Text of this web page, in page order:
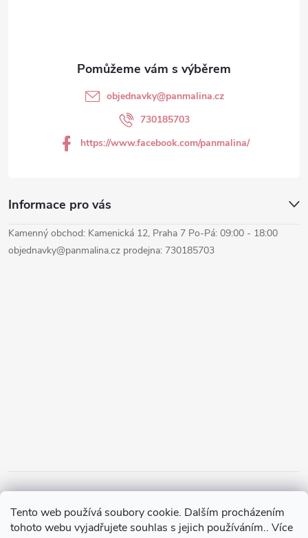
Tento web používá soubory cookie. Dalším procházením
tohoto webu vyjadřujete souhlas s jejich používáním.. Více
Informace pro vás
objednavky@panmalina.cz
730185703
https://www.facebook.com/panmalina/
Kamenný obchod: Kamenická 12, Praha 7 Po-Pá: 09:00 - 18:00
objednavky@panmalina.cz prodejna: 730185703